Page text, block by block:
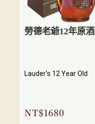
勞德老爺12年原酒
Lauder's 12 Year Old
NT$1680